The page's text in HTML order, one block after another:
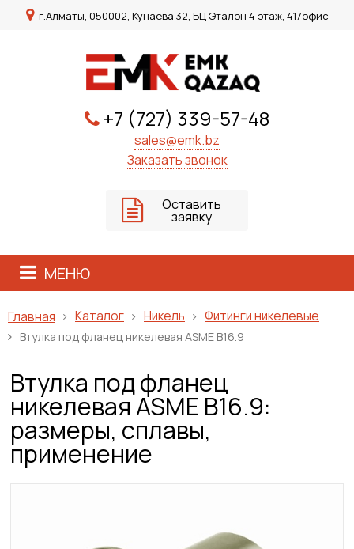
г.Алматы, 050002, Кунаева 32, БЦ Эталон 4 этаж, 417офис
+7 (727) 339-57-48
sales@emk.bz
Заказать звонок
Оставить
заявку
МЕНЮ
Главная Каталог Никель Фитинги никелевые
Втулка под фланец никелевая ASME B16.9
Втулка под фланец
никелевая ASME B16.9:
размеры, сплавы,
применение